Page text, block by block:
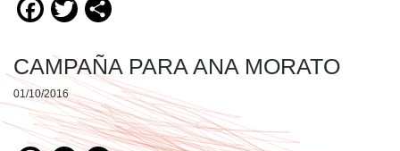
Facebook
Twitter
CAMPAÑA PARA ANA MORATO
01/10/2016